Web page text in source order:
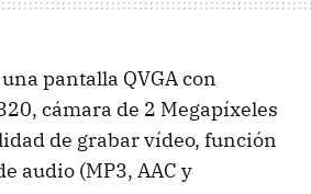
pantalla QVGA con
cámara de 2 Megapíxeles
de grabar vídeo, función
audio (MP3, AAC y